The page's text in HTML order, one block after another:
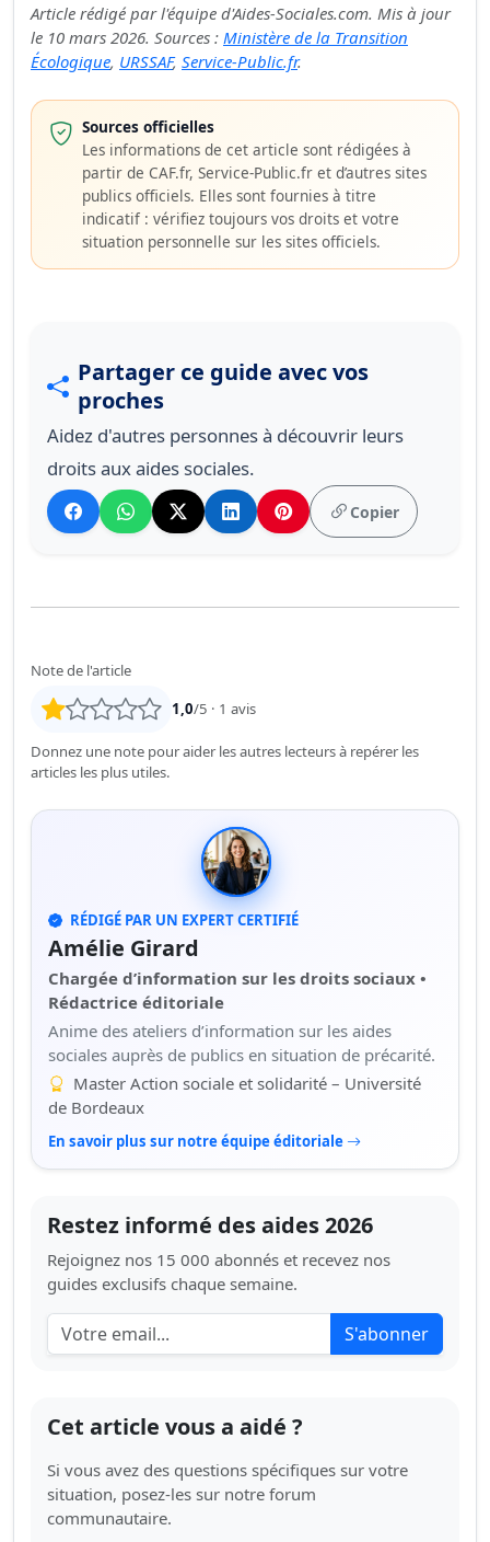
Article rédigé par l'équipe d'Aides-Sociales.com. Mis à jour
le 10 mars 2026. Sources : Ministère de la Transition
Écologique, URSSAF, Service-Public.fr.
Sources officielles
Les informations de cet article sont rédigées à
partir de CAF.fr, Service-Public.fr et d’autres sites
publics officiels. Elles sont fournies à titre
indicatif : vérifiez toujours vos droits et votre
situation personnelle sur les sites officiels.
Partager ce guide avec vos
proches
Aidez d'autres personnes à découvrir leurs
droits aux aides sociales.
Copier
Note de l'article
1,0/5 · 1 avis
Donnez une note pour aider les autres lecteurs à repérer les
articles les plus utiles.
RÉDIGÉ PAR UN EXPERT CERTIFIÉ
Amélie Girard
Chargée d’information sur les droits sociaux •
Rédactrice éditoriale
Anime des ateliers d’information sur les aides
sociales auprès de publics en situation de précarité.
Master Action sociale et solidarité – Université
de Bordeaux
En savoir plus sur notre équipe éditoriale
Restez informé des aides 2026
Rejoignez nos 15 000 abonnés et recevez nos
guides exclusifs chaque semaine.
S'abonner
Cet article vous a aidé ?
Si vous avez des questions spécifiques sur votre
situation, posez-les sur notre forum
communautaire.